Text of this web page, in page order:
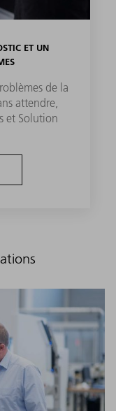
ET UN
de la
attendre,
et Solution